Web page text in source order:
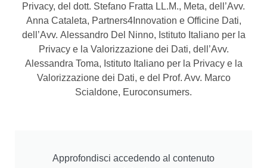
Privacy, del dott. Stefano Fratta LL.M., Meta, dell’Avv.
Anna Cataleta, Partners4Innovation e Officine Dati,
dell’Avv. Alessandro Del Ninno, Istituto Italiano per la
Privacy e la Valorizzazione dei Dati, dell’Avv.
Alessandra Toma, Istituto Italiano per la Privacy e la
Valorizzazione dei Dati, e del Prof. Avv. Marco
Scialdone, Euroconsumers.
Approfondisci accedendo al contenuto